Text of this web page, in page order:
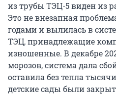
из трубы ТЭЦ-5 виден из
Это не внезапная
годами и вылилась в
ТЭЦ, принадлежащие
изношенные. В декабре
морозов, система дала
оставила без тепла
детские сады были